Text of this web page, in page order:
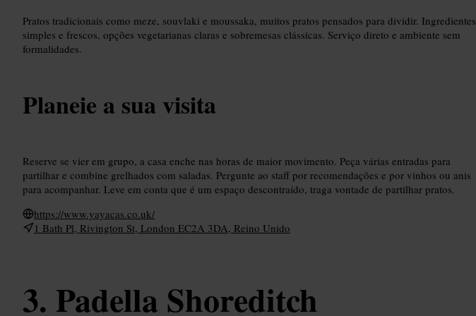
Pratos tradicionais como meze, souvlaki e moussaka, muitos pratos pensados para dividir. Ingredientes
simples e frescos, opções vegetarianas claras e sobremesas clássicas. Serviço direto e ambiente sem
formalidades.
Planeie a sua visita
Reserve se vier em grupo, a casa enche nas horas de maior movimento. Peça várias entradas para
partilhar e combine grelhados com saladas. Pergunte ao staff por recomendações e por vinhos ou anis
para acompanhar. Leve em conta que é um espaço descontraído, traga vontade de partilhar pratos.
https://www.yayacas.co.uk/
1 Bath Pl, Rivington St, London EC2A 3DA, Reino Unido
Padella Shoreditch